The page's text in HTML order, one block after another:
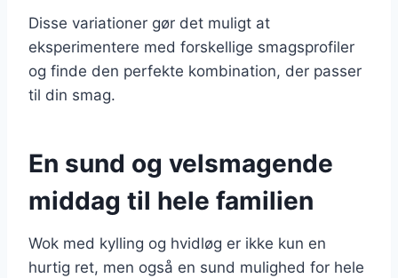
Disse variationer gør det muligt at
eksperimentere med forskellige smagsprofiler
og finde den perfekte kombination, der passer
til din smag.
En sund og velsmagende
middag til hele familien
Wok med kylling og hvidløg er ikke kun en
hurtig ret, men også en sund mulighed for hele